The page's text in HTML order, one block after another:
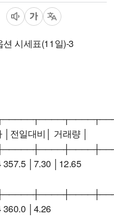
션 시세표(11일)-3
│전일대비│ 거래량 │
357.5 │7.30 │12.65
360.0 │4.26